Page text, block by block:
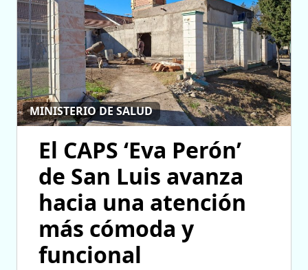
MINISTERIO DE SALUD
El CAPS ‘Eva Perón’
de San Luis avanza
hacia una atención
más cómoda y
funcional